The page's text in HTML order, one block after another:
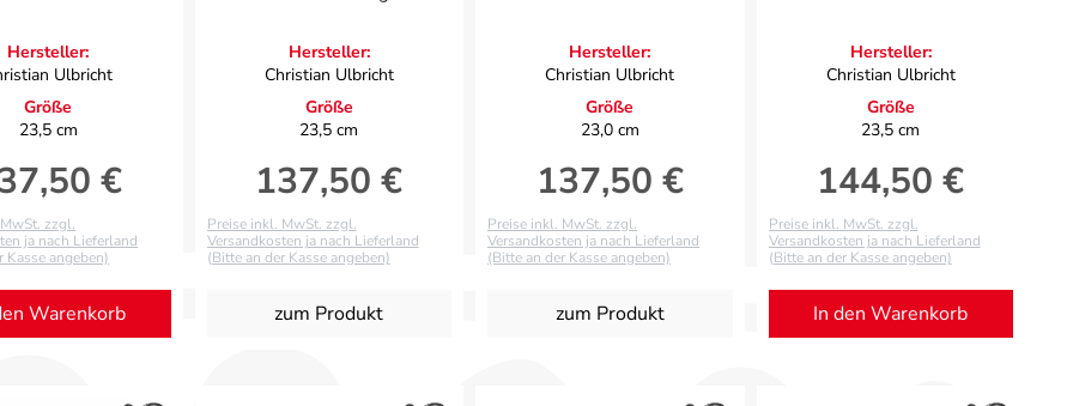
Hersteller:
Ulbricht
Größe
23,5 cm
Preis:
€
zzgl.
ja nach Lieferland
Kasse angeben)
Warenkorb
Hersteller:
Christian Ulbricht
Größe
23,5 cm
Regulärer Preis:
137,50 €
Preise inkl. MwSt. zzgl.
Versandkosten ja nach Lieferland
(Bitte an der Kasse angeben)
zum Produkt
Hersteller:
Christian Ulbricht
Größe
23,0 cm
Regulärer Preis:
137,50 €
Preise inkl. MwSt. zzgl.
Versandkosten ja nach Lieferland
(Bitte an der Kasse angeben)
zum Produkt
Hersteller:
Christian Ulbricht
Größe
23,5 cm
Regulärer Preis:
144,50 €
Preise inkl. MwSt. zzgl.
Versandkosten ja nach Lieferland
(Bitte an der Kasse angeben)
In den Warenkorb